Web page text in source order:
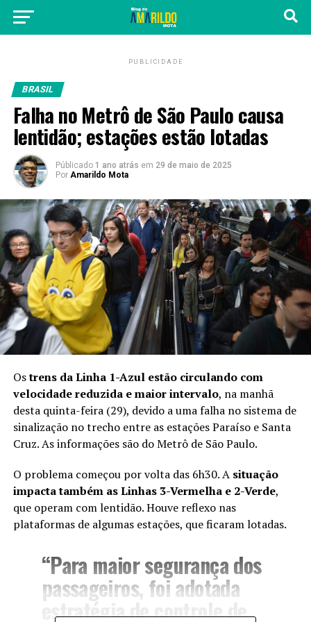
PUBLICIDADE
BRASIL
Falha no Metrô de São Paulo causa
lentidão; estações estão lotadas
Públicado 1 ano atrás em 29 de maio de 2025
Por Amarildo Mota
Ostrens da Linha 1-Azul estão circulando com
velocidade reduzida e maior intervalo, na manhã
desta quinta-feira (29), devido a uma falha no sistema de
sinalização no trecho entre as estações Paraíso e Santa
Cruz. As informações são do Metrô de São Paulo.
O problema começou por volta das 6h30. A situação
impacta também as Linhas 3-Vermelha e 2-Verde,
que operam com lentidão. Houve reflexo nas
plataformas de algumas estações, que ficaram lotadas.
“Para maior segurança dos
passageiros, foi adotada
estratégia de controle de